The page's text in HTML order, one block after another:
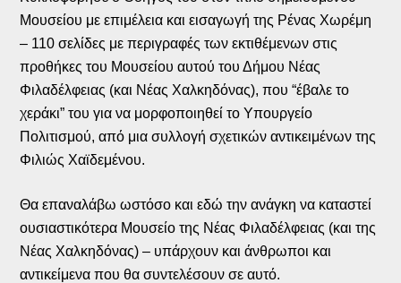
Μουσείου με επιμέλεια και εισαγωγή της Ρένας Χωρέμη
– 110 σελίδες με περιγραφές των εκτιθέμενων στις
προθήκες του Μουσείου αυτού του Δήμου Νέας
Φιλαδέλφειας (και Νέας Χαλκηδόνας), που “έβαλε το
χεράκι” του για να μορφοποιηθεί το Υπουργείο
Πολιτισμού, από μια συλλογή σχετικών αντικειμένων της
Φιλιώς Χαϊδεμένου.
Θα επαναλάβω ωστόσο και εδώ την ανάγκη να καταστεί
ουσιαστικότερα Μουσείο της Νέας Φιλαδέλφειας (και της
Νέας Χαλκηδόνας) – υπάρχουν και άνθρωποι και
αντικείμενα που θα συντελέσουν σε αυτό.